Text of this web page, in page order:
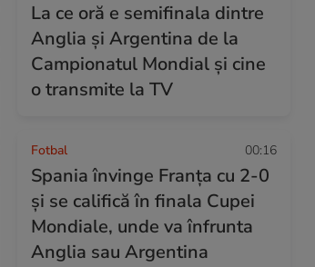
La ce oră e semifinala dintre
Anglia și Argentina de la
Campionatul Mondial și cine
o transmite la TV
Fotbal 00:16
Spania învinge Franța cu 2-0
și se califică în finala Cupei
Mondiale, unde va înfrunta
Anglia sau Argentina